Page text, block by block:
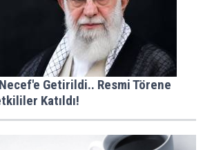
Getirildi.. Resmi Törene
Katıldı!